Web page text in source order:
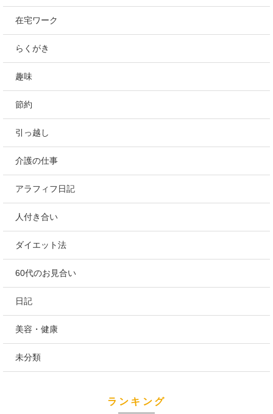
在宅ワーク
らくがき
趣味
節約
引っ越し
介護の仕事
アラフィフ日記
人付き合い
ダイエット法
60代のお見合い
日記
美容・健康
未分類
ランキング